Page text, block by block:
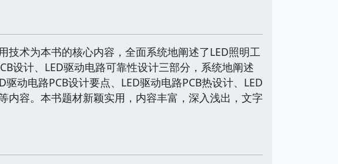
技术为本书的核心内容，全面系统地阐述了LED照明工
设计、LED驱动电路可靠性设计三部分，系统地阐述
动电路PCB设计要点、LED驱动电路PCB热设计、LED
内容。本书题材新颖实用，内容丰富，深入浅出，文字